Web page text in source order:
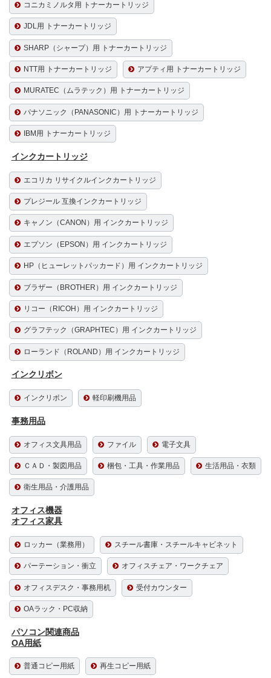
コニカミノルタ用 トナーカートリッジ
JDL用 トナーカートリッジ
SHARP（シャープ）用 トナーカートリッジ
NTT用 トナーカートリッジ アプティ用 トナーカートリッジ
MURATEC（ムラテック）用 トナーカートリッジ
パナソニック（PANASONIC）用 トナーカートリッジ
IBM用 トナーカートリッジ
インクカートリッジ
エコリカ リサイクルインクカートリッジ
プレジール 互換インクカートリッジ
キャノン（CANON）用 インクカートリッジ
エプソン（EPSON）用 インクカートリッジ
HP（ヒューレットパッカード）用 インクカートリッジ
ブラザー（BROTHER）用 インクカートリッジ
リコー（RICOH）用 インクカートリッジ
グラフテック（GRAPHTEC）用 インクカートリッジ
ローランド（ROLAND）用 インクカートリッジ
インクリボン
インクリボン 軽印刷機用品
事務用品
オフィス文具用品 ファイル 電子文具
ＣＡＤ・製図用品 梱包・工具・作業用品 生活用品・衣類
衛生用品・介護用品
オフィス機器
オフィス家具
ロッカー（業務用） スチール書庫・スチールキャビネット
パーテーション・衝立 オフィスチェア・ワークチェア
オフィスデスク・事務用机 受付カウンター
OAラック・PC収納
パソコン関連商品
OA用紙
普通コピー用紙 再生コピー用紙